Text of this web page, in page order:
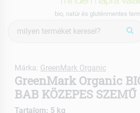
bio, natúr és gluténmentes
keresés
Márka: GreenMark Organic
GreenMark Organic
BAB KÖZEPES SZEMŰ
Tartalom: 5 kg